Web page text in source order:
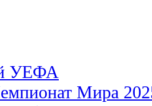
УЕФА
Мира